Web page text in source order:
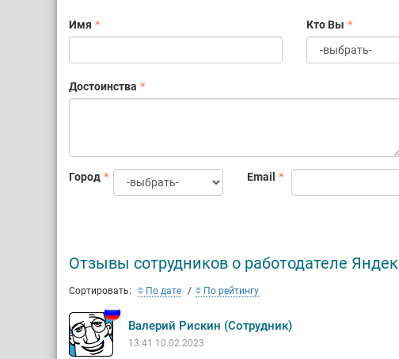
Имя Кто Вы
Достоинства
Город Email
Отзывы сотрудников о работодателе
Сортировать: По дате По рейтингу
Валерий Рискин (Сотрудник)
13:41 10.02.2023